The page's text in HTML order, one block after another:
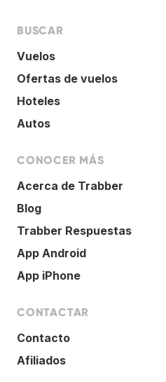
BUSCAR
Vuelos
Ofertas de vuelos
Hoteles
Autos
CONOCER MÁS
Acerca de Trabber
Blog
Trabber Respuestas
App Android
App iPhone
CONTACTAR
Contacto
Afiliados